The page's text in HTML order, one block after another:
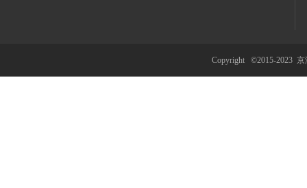
Copyright ©2015-2023 京